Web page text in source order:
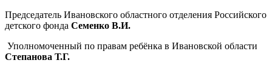
Председатель Ивановского областного отделения Российского
детского фонда Семенко В.И.
Уполномоченный по правам ребёнка в Ивановской области
Степанова Т.Г.